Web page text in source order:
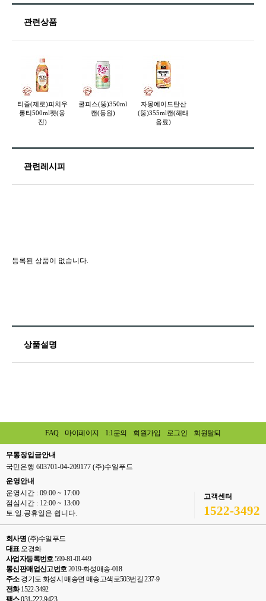
관련상품
티즐(제로)피치우
롱티500ml펫(웅
진)
쿨피스(뚱)350ml
캔(동원)
자몽에이드탄산
(뚱)355ml캔(해태
음료)
관련레시피
등록된 상품이 없습니다.
상품설명
FAQ 마이페이지 1:1문의 회원가입 로그인 회원탈퇴
무통장입금안내
국민은행 603701-04-209177 (주)수일푸드
운영안내
운영시간 : 09:00 ~ 17:00
점심시간 : 12:00 ~ 13:00
토.일.공휴일은 쉽니다.
고객센터
1522-3492
회사명 (주)수일푸드
대표오경화
사업자등록번호599-81-01449
통신판매업신고번호2019-화성매송-018
주소경기도 화성시 매송면 매송고색로503번길 237-9
전화1522-3492
팩스031-222-9423